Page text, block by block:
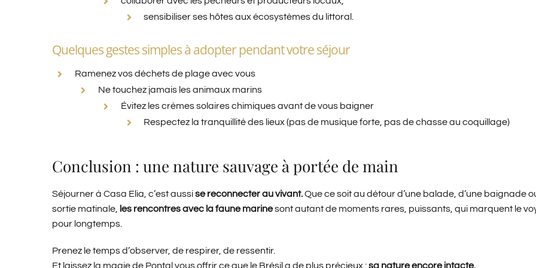
sensibiliser ses hôtes aux écosystèmes du littoral.
Quelques gestes simples à adopter pendant votre séjour
Ramenez vos déchets de plage avec vous
Ne touchez jamais les animaux marins
Évitez les crèmes solaires chimiques avant de vous baigner
Respectez la tranquillité des lieux (pas de musique forte, pas de chasse au coquillage)
Conclusion : une nature sauvage à portée de main
Séjourner à Casa Elia, c’est aussise reconnecter au vivant.Que ce soit au détour d’une balade, d’une baignade
sortie matinale, les rencontres avec la faune marinesont autant de moments rares, puissants, qui marquent le
pour longtemps.
Prenez le temps d’observer, de respirer, de ressentir.
Et laissez la magie de Pontal vous offrir ce que le Brésil a de plus précieux :sa nature encore intacte.